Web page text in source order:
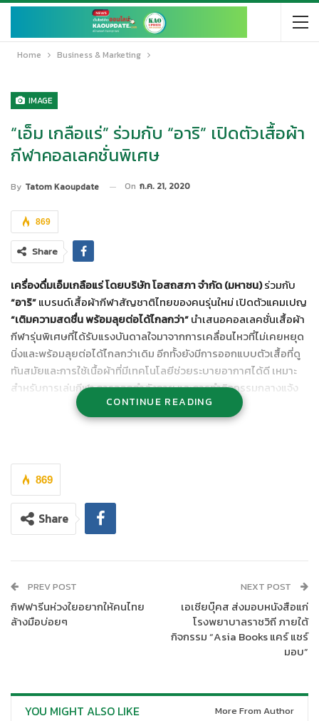
Home Business & Marketing
IMAGE
“เอ็ม เกลือแร่” ร่วมกับ “อาริ” เปิดตัวเสื้อผ้า
กีฬาคอลเลคชั่นพิเศษ
By Tatom Kaoupdate On ก.ค. 21, 2020
869
Share
เครื่องดื่มเอ็มเกลือแร่โดยบริษัท โอสถสภา จำกัด (มหาชน)ร่วมกับ
“อาริ”แบรนด์เสื้อผ้ากีฬาสัญชาติไทยของคนรุ่นใหม่ เปิดตัวแคมเปญ
“เติมความสดชื่น พร้อมลุยต่อได้ไกลกว่า”นำเสนอคอลเลคชั่นเสื้อผ้า
กีฬารุ่นพิเศษที่ได้รับแรงบันดาลใจมาจากการเคลื่อนไหวที่ไม่เคยหยุด
นิ่งและพร้อมลุยต่อได้ไกลกว่าเดิม อีกทั้งยังมีการออกแบบตัวเสื้อที่ดู
ทันสมัยและการใช้เนื้อผ้าที่มีเทคโนโลยีช่วยระบายอากาศได้ดี เหมาะ
สำหรับการเล่นกีฬา การออกกำลังกาย และการทำกิจกรรมกลางแจ้ง
CONTINUE READING
869
Share
PREV POST
กิฟฟารีนห่วงใยอยากให้คนไทย
ล้างมือบ่อยๆ
NEXT POST
เอเซียบุ๊คส ส่งมอบหนังสือแก่
โรงพยาบาลราชวิถี ภายใต้
กิจกรรม “Asia Books แคร์ แชร์
มอบ”
YOU MIGHT ALSO LIKE More From Author